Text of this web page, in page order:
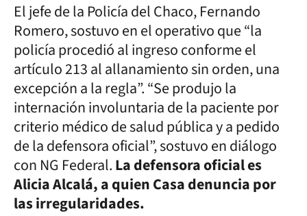
El jefe de la Policía del Chaco, Fernando
Romero, sostuvo en el operativo que “la
policía procedió al ingreso conforme el
artículo 213 al allanamiento sin orden, una
excepción a la regla”. “Se produjo la
internación involuntaria de la paciente por
criterio médico de salud pública y a pedido
de la defensora oficial”, sostuvo en diálogo
con NG Federal.La defensora oficial es
Alicia Alcalá, a quien Casa denuncia por
las irregularidades.